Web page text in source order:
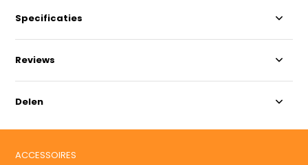
Specificaties
Reviews
Delen
ACCESSOIRES